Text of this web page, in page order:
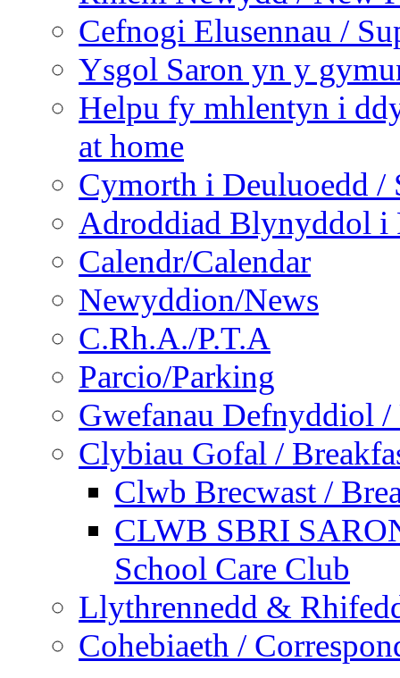
Cefnogi Elusennau /
Ysgol Saron yn y
Helpu fy mhlentyn i
at home
Cymorth i Deuluoedd /
Adroddiad Blynyddol i
Calendr/Calendar
Newyddion/News
C.Rh.A./P.T.A
Parcio/Parking
Gwefanau Defnyddiol /
Clybiau Gofal /
Clwb Brecwast /
CLWB SBRI
School Care Club
Llythrennedd &
Cohebiaeth /